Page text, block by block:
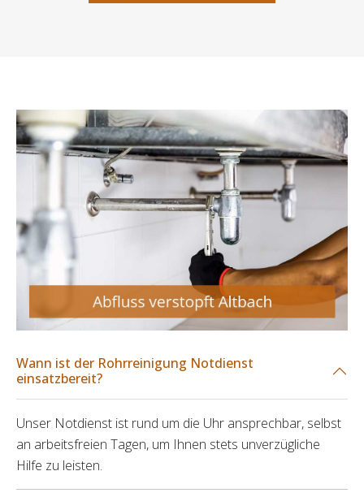
Wann ist der Rohrreinigung Notdienst
einsatzbereit?
Unser Notdienst ist rund um die Uhr ansprechbar, selbst
an arbeitsfreien Tagen, um Ihnen stets unverzügliche
Hilfe zu leisten.